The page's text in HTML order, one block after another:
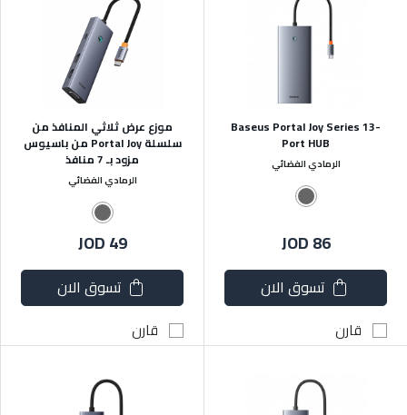
الرمادي الفضائي
Baseus Portal Joy Series 13-
Port HUB
JOD 86
تسوق الان
قارن
الرمادي الفضائي
موزع عرض ثلاثي المنافذ من
سلسلة Portal Joy من باسيوس
مزود بـ 7 منافذ
JOD 49
تسوق الان
قارن